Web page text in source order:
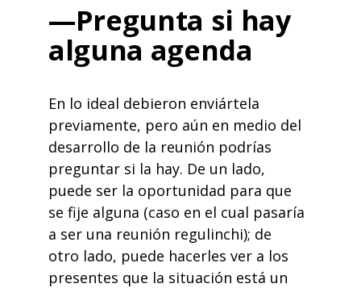
—Pregunta si hay
alguna agenda
En lo ideal debieron enviártela
previamente, pero aún en medio del
desarrollo de la reunión podrías
preguntar si la hay. De un lado,
puede ser la oportunidad para que
se fije alguna (caso en el cual pasaría
a ser una reunión regulinchi); de
otro lado, puede hacerles ver a los
presentes que la situación está un